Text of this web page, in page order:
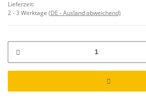
Lieferzeit:
2 - 3 Werktage (DE - Ausland abweichend)